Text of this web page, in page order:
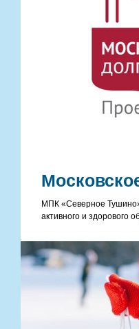
МПК «Северное
активного и здорового